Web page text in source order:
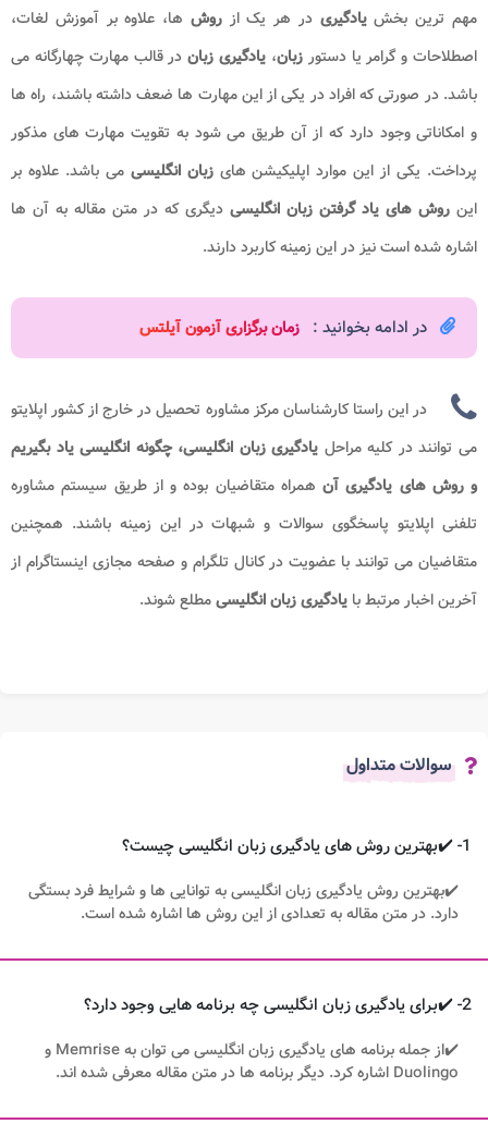
مهم ترین بخشیادگیری در هر یک ازروش ها، علاوه بر آموزش لغات،
اصطلاحات و گرامر یا دستورزبان، یادگیری زبان در قالب مهارت چهارگانه می
باشد. در صورتی که افراد در یکی از این مهارت ها ضعف داشته باشند، راه ها
و امکاناتی وجود دارد که از آن طریق می شود به تقویت مهارت های مذکور
پرداخت. یکی از این موارد اپلیکیشن هایزبان انگلیسیمی باشد. علاوه بر
این روش های یاد گرفتن زبان انگلیسی دیگری که در متن مقاله به آن ها
اشاره شده است نیز در این زمینه کاربرد دارند.
در ادامه بخوانید : زمان برگزاری آزمون آیلتس​
در این راستا کارشناسان مرکز مشاوره تحصیل در خارج از کشور اپلایتو
می توانند در کلیه مراحل یادگیری زبان انگلیسی، چگونه انگلیسی یاد بگیریم
و روش های یادگیری آن همراه متقاضیان بوده و از طریق سیستم مشاوره
تلفنی اپلایتو پاسخگوی سوالات و شبهات در این زمینه باشند. همچنین
متقاضیان می توانند با عضویت در کانال تلگرام و صفحه مجازی اینستاگرام از
آخرین اخبار مرتبط با یادگیری زبان انگلیسیمطلع شوند.
سوالات متداول
1- ✔️بهترین روش های یادگیری زبان انگلیسی چیست؟
✔️بهترین روش یادگیری زبان انگلیسی به توانایی ها و شرایط فرد بستگی
دارد. در متن مقاله به تعدادی از این روش ها اشاره شده است.
2- ✔️برای یادگیری زبان انگلیسی چه برنامه هایی وجود دارد؟
✔️از جمله برنامه های یادگیری زبان انگلیسی می توان به Memrise و
Duolingo اشاره کرد. دیگر برنامه ها در متن مقاله معرفی شده اند.